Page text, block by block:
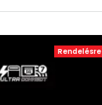
Rendelésre